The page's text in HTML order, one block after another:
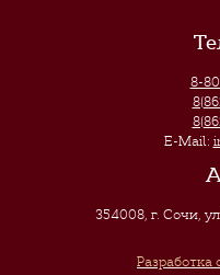
8-
E-Mail:
354008, г. Сочи,
Разработка